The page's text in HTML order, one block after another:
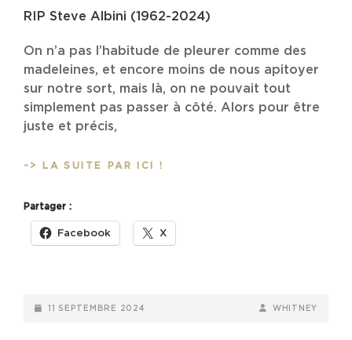
RIP Steve Albini (1962-2024)
On n’a pas l’habitude de pleurer comme des
madeleines, et encore moins de nous apitoyer
sur notre sort, mais là, on ne pouvait tout
simplement pas passer à côté. Alors pour être
juste et précis,
-> LA SUITE PAR ICI !
2024)
Partager :
Facebook X
POSTED-
11 SEPTEMBRE 2024
BY
BYLINE
WHITNEY